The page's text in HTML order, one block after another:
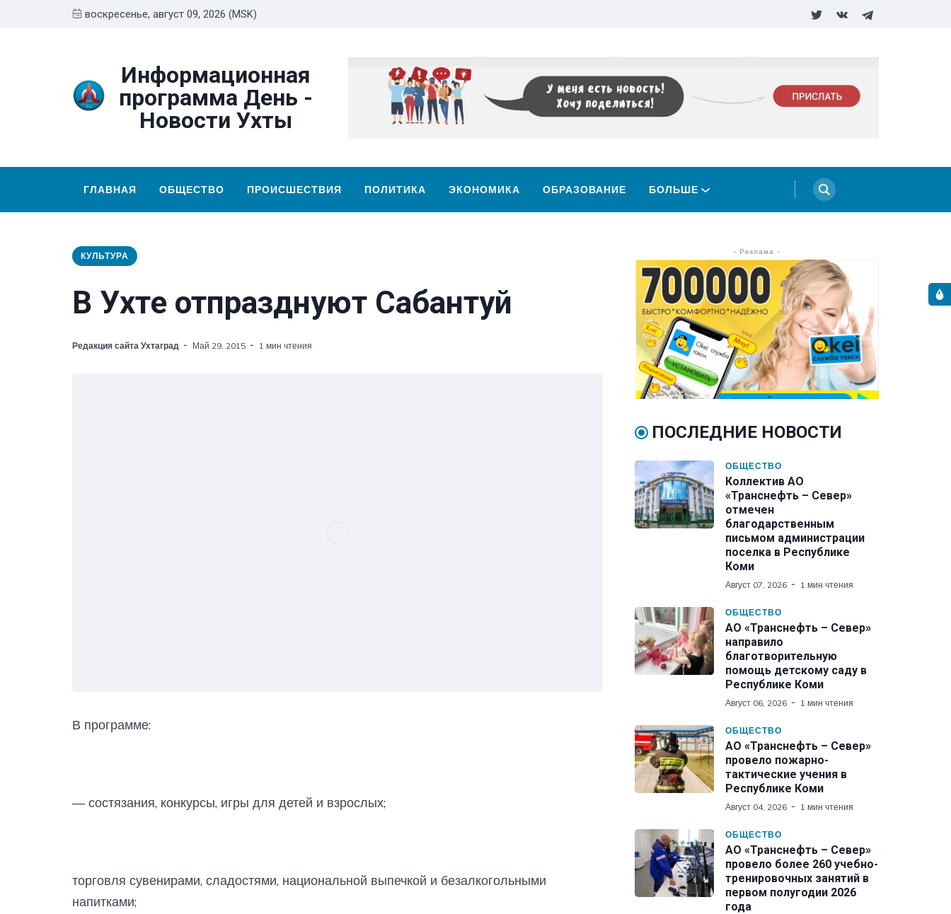
воскресенье, август 09, 2026 (MSK)
Информационная
программа День -
Новости Ухты
ГЛАВНАЯ ОБЩЕСТВО ПРОИСШЕСТВИЯ ПОЛИТИКА ЭКОНОМИКА ОБРАЗОВАНИЕ БОЛЬШЕ
КУЛЬТУРА
В Ухте отпразднуют Сабантуй
Редакция сайта Ухтаград Май 29, 2015 1 мин чтения
В программе:
— состязания, конкурсы, игры для детей и взрослых;
торговля сувенирами, сладостями, национальной выпечкой и безалкогольными
напитками;
- Реклама -
ПОСЛЕДНИЕ НОВОСТИ
ОБЩЕСТВО
Коллектив АО
«Транснефть – Север»
отмечен
благодарственным
письмом администрации
поселка в Республике
Коми
Август 07, 2026 1 мин чтения
ОБЩЕСТВО
АО «Транснефть – Север»
направило
благотворительную
помощь детскому саду в
Республике Коми
Август 06, 2026 1 мин чтения
ОБЩЕСТВО
АО «Транснефть – Север»
провело пожарно-
тактические учения в
Республике Коми
Август 04, 2026 1 мин чтения
ОБЩЕСТВО
АО «Транснефть – Север»
провело более 260 учебно-
тренировочных занятий в
первом полугодии 2026
года